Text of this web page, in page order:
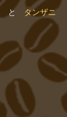
と
タンザニ